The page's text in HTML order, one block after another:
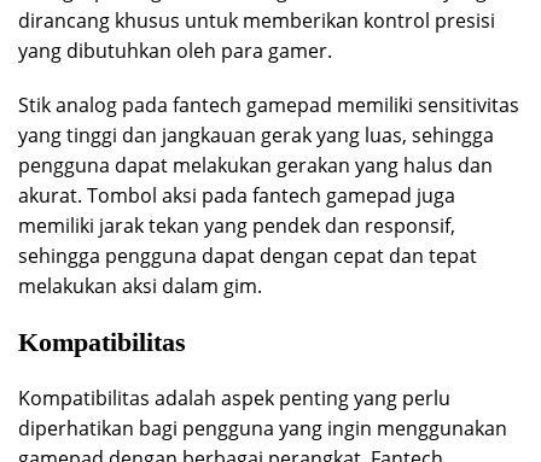
dirancang khusus untuk memberikan kontrol presisi
yang dibutuhkan oleh para gamer.
Stik analog pada fantech gamepad memiliki sensitivitas
yang tinggi dan jangkauan gerak yang luas, sehingga
pengguna dapat melakukan gerakan yang halus dan
akurat. Tombol aksi pada fantech gamepad juga
memiliki jarak tekan yang pendek dan responsif,
sehingga pengguna dapat dengan cepat dan tepat
melakukan aksi dalam gim.
Kompatibilitas
Kompatibilitas adalah aspek penting yang perlu
diperhatikan bagi pengguna yang ingin menggunakan